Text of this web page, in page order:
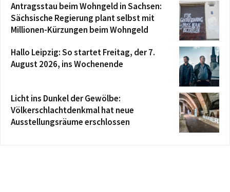
Antragsstau beim Wohngeld in Sachsen:
Sächsische Regierung plant selbst mit
Millionen-Kürzungen beim Wohngeld
Hallo Leipzig: So startet Freitag, der 7.
August 2026, ins Wochenende
Licht ins Dunkel der Gewölbe:
Völkerschlachtdenkmal hat neue
Ausstellungsräume erschlossen